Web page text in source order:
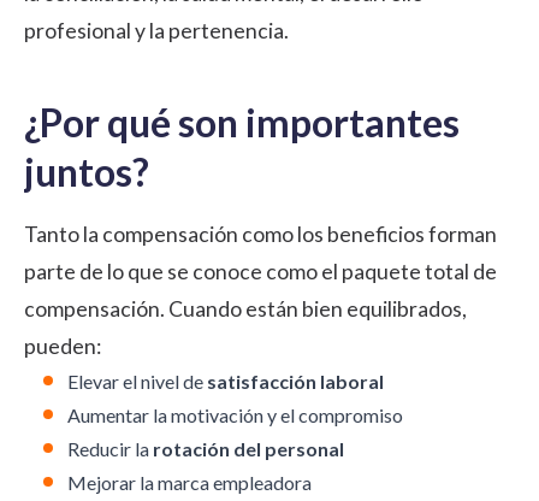
profesional y la pertenencia.
¿Por qué son importantes
juntos?
Tanto la compensación como los beneficios forman
parte de lo que se conoce como el paquete total de
compensación. Cuando están bien equilibrados,
pueden:
Elevar el nivel de satisfacción laboral
Aumentar la motivación y el compromiso
Reducir la rotación del personal
Mejorar la marca empleadora